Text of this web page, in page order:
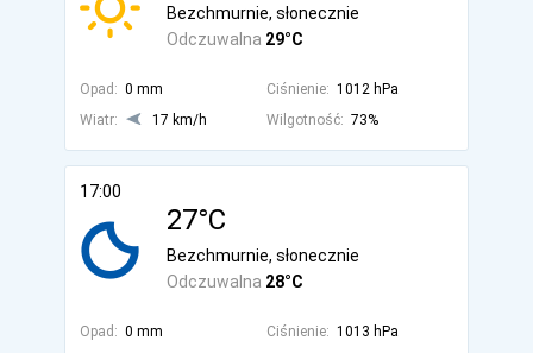
Odczuwalna 29°C
Bezchmurnie, słonecznie
Opad: 0 mm Ciśnienie: 1012 hPa
Wiatr:
17 km/h Wilgotność: 73%
17:00
27°C
Odczuwalna 28°C
Bezchmurnie, słonecznie
Opad: 0 mm Ciśnienie: 1013 hPa